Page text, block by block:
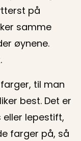
på
samme
øynene.
til man
best. Det er
lepestift,
farger på, så